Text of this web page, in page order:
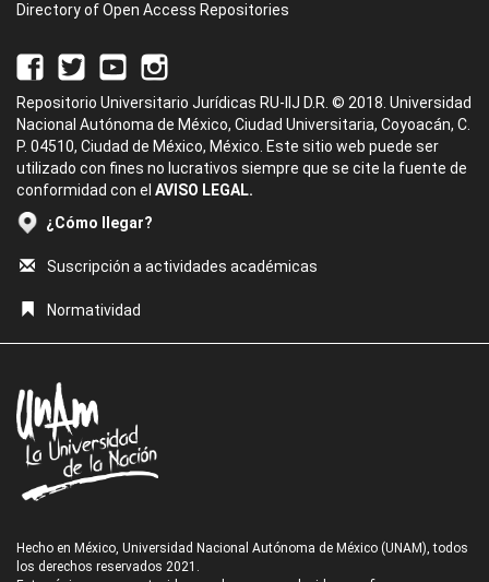
Directory of Open Access Repositories
Repositorio Universitario Jurídicas RU-IIJ D.R. © 2018. Universidad
Nacional Autónoma de México, Ciudad Universitaria, Coyoacán, C.
P. 04510, Ciudad de México, México. Este sitio web puede ser
utilizado con fines no lucrativos siempre que se cite la fuente de
conformidad con el AVISO LEGAL.
¿Cómo llegar?
Suscripción a actividades académicas
Normatividad
Hecho en México, Universidad Nacional Autónoma de México (UNAM), todos
los derechos reservados 2021.